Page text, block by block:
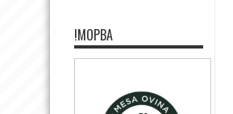
!MOPBA